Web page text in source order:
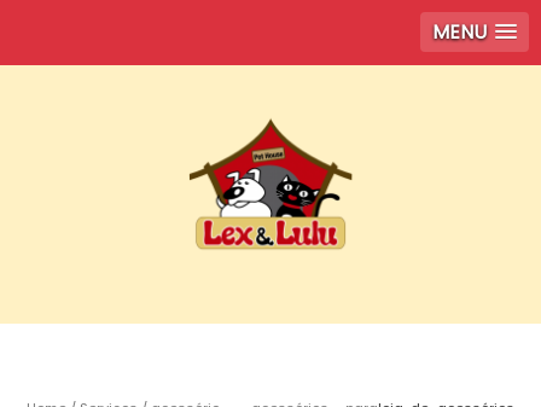
MENU